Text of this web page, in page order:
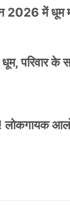
में धूम
परिवार के
लोकगायक